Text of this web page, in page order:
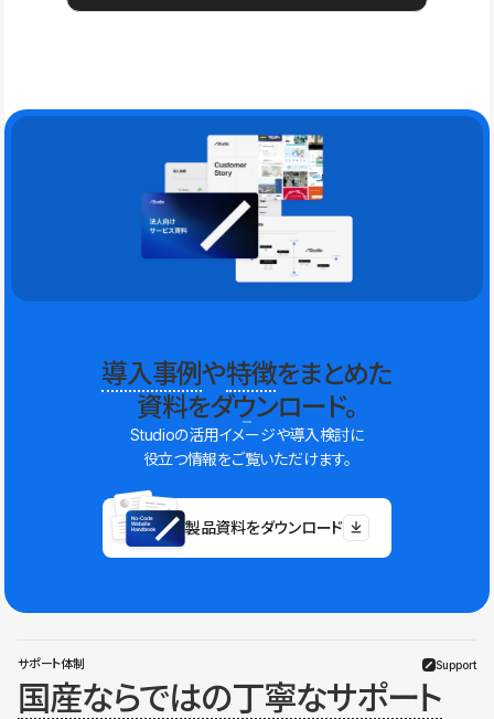
導入事例や特徴をまとめた
資料をダウンロード。
Studioの活用イメージや導入検討に
役立つ情報をご覧いただけます。
製品資料をダウンロード
サポート体制 Support
国産ならではの丁寧なサポート